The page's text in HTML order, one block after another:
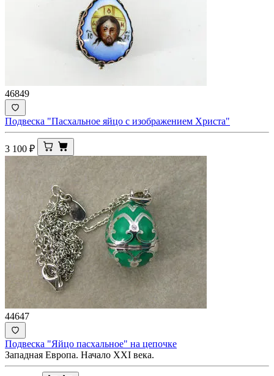
46849
Подвеска "Пасхальное яйцо с изображением Христа"
3 100 ₽
44647
Подвеска "Яйцо пасхальное" на цепочке
Западная Европа. Начало XXI века.